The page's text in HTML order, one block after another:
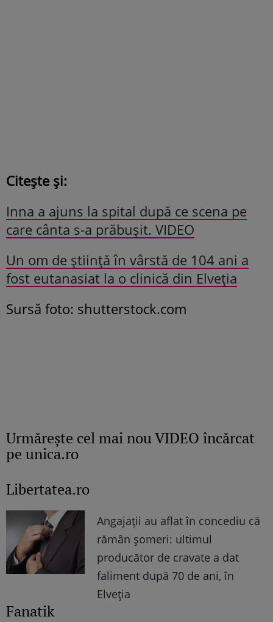
Citește și:
Inna a ajuns la spital după ce scena pe
care cânta s-a prăbușit. VIDEO
Un om de știință în vârstă de 104 ani a
fost eutanasiat la o clinică din Elveția
Sursă foto: shutterstock.com
Urmăreşte cel mai nou VIDEO încărcat
pe unica.ro
Libertatea.ro
Angajații au aflat în concediu că
rămân șomeri: ultimul
producător de cravate a dat
faliment după 70 de ani, în
Elveția
Fanatik